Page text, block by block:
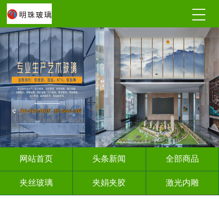
网站首页 头条新闻 全部商品
夹丝玻璃 夹娟夹胶 激光内雕